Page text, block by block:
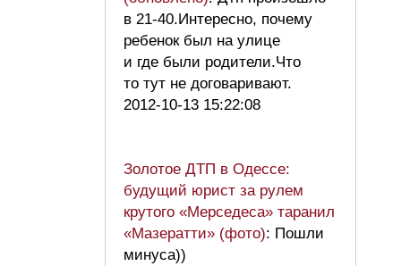
в 21-40.Интересно, почему
ребенок был на улице
и где были родители.Что
то тут не договаривают.
2012-10-13 15:22:08
Золотое ДТП в Одессе:
будущий юрист за рулем
крутого «Мерседеса» таранил
«Мазератти» (фото): Пошли
минуса))